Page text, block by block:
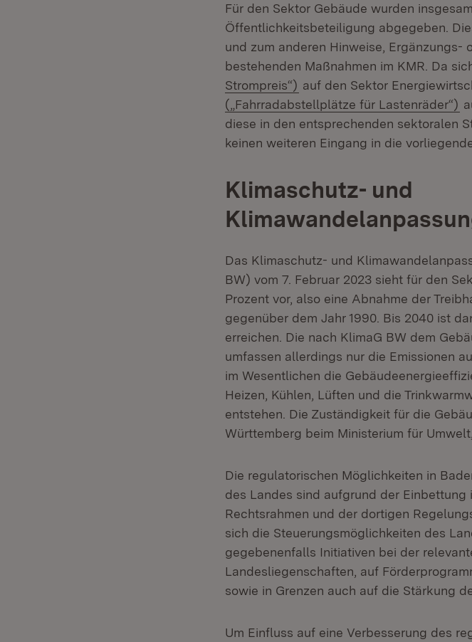
Für den Sektor Gebäude wurden
Öffentlichkeitsbeteiligung abgegeben.
und zum anderen Hinweise, Ergänzungs-
bestehenden Maßnahmen im KMR. Da
Strompreis“) (Öffnet in neuem Fenster)
auf den Sektor
(„Fahrradabstellplätze für Lastenräder“)
diese in den entsprechenden sektoralen
keinen weiteren Eingang in die
Klimaschutz- und
Das Klimaschutz- und
BW) vom 7. Februar 2023 sieht für den
Prozent vor, also eine Abnahme der
gegenüber dem Jahr 1990. Bis 2040 ist
erreichen. Die nach KlimaG BW dem
umfassen allerdings nur die Emissionen
im Wesentlichen die
Heizen, Kühlen, Lüften und die
entstehen. Die Zuständigkeit für die
Württemberg beim Ministerium für
Die regulatorischen Möglichkeiten in
des Landes sind aufgrund der
Rechtsrahmen und der dortigen
sich die Steuerungsmöglichkeiten des
gegebenenfalls Initiativen bei der
Landesliegenschaften, auf
sowie in Grenzen auch auf die Stärkung
Um Einfluss auf eine Verbesserung des